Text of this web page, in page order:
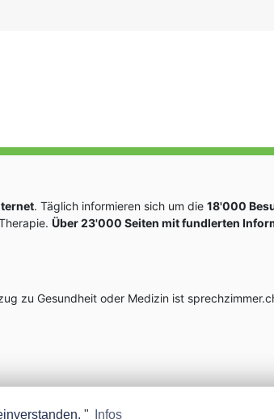
. Täglich informieren sich um die 18'000
Über 23'000 Seiten mit fundlerten
zu Gesundheit oder Medizin ist
" Infos